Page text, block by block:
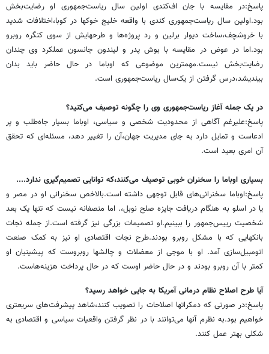
پاسخ:در مقایسه با جان اف‌کندی اولین سال ریاست‌جمهوری او رضایت‌بخش
بود.اولین سال ریاست‌جمهوری کندی با واقعه خلیج خوکها در کوبا،اختلافات شدید
با خروشچف،ساخت دیوار برلین و رد پروژه‌ها و طرحهایش از سوی کنگره روبرو
بود.اما در عوض در مقایسه با بوش پدر و لیندون جانسون عملکرد وی چندان
رضایت‌بخش نیست.مهمترین موضوعی که اوباما در حال حاضر باید بدان
بیندیشد،درس گرفتن از یک‌سال ریاست‌جمهوری است.
در یک جمله آغاز ریاست‌جمهوری وی را چگونه توصیف می‌کنید؟
پاسخ:علیرغم آگاهی از محدودیت شخصی و سیاسی، اوباما بسیار جاه‌طلب و پر
ادعاست و تمایل دارد به جای مدیریت جهان،آن را تغییر دهد، مسئله‌ای که تحقق
آن امری بعید است.
بسیاری اوباما را سخنران خوبی توصیف می‌کنند،که توانایی تصمیم‌گیری ندارد....
پاسخ:اوباما سخنرانی‌های قابل توجهی داشته است.بالاخص سخنرانی او در مصر و
یا در اسلو به هنگام دریافت جایزه صلح نوبل،. اما منصفانه نیست که تنها یک بعد
شخصیت رییس‌جمهور را ببینیم.او تصمیمات بزرگی نیز گرفته است.از جمله نجات
بانکهایی که با مشکل روبرو بودند.طرح نجات اقتصادی او نیز به کمک صنعت
اتومبیل‌سازی آمد. او با موجی از معضلات و چالشها روبروست که پیشینیان او
کمتر با آن روبرو بودند و در حال حاضر اوست که در حال پرداخت هزینه‌هاست.
آیا طرح اصلاح نظام درمانی آمریکا به جایی خواهد رسید؟
پاسخ:در صورتی که دمکراتها اصلاحات را تصویب کنند،شاهد پیشرفت‌های سریعتری
خواهیم بود.به نظرم آنها می‌توانند با در نظر گرفتن واقعیات سیاسی و اقتصادی به
شکلی بهتر عمل کنند.